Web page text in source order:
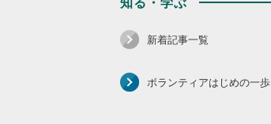
新着記事一覧
ボランティアはじめの一歩